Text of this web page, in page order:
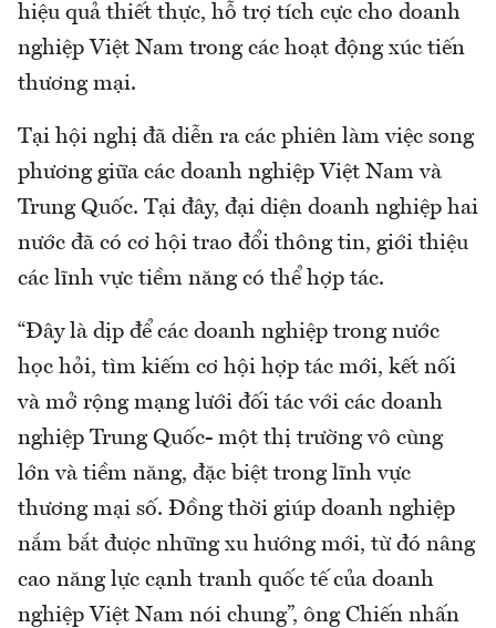
hiệu quả thiết thực, hỗ trợ tích cực cho doanh
nghiệp Việt Nam trong các hoạt động xúc tiến
thương mại.
Tại hội nghị đã diễn ra các phiên làm việc song
phương giữa các doanh nghiệp Việt Nam và
Trung Quốc. Tại đây, đại diện doanh nghiệp hai
nước đã có cơ hội trao đổi thông tin, giới thiệu
các lĩnh vực tiềm năng có thể hợp tác.
“Đây là dịp để các doanh nghiệp trong nước
học hỏi, tìm kiếm cơ hội hợp tác mới, kết nối
và mở rộng mạng lưới đối tác với các doanh
nghiệp Trung Quốc- một thị trường vô cùng
lớn và tiềm năng, đặc biệt trong lĩnh vực
thương mại số. Đồng thời giúp doanh nghiệp
nắm bắt được những xu hướng mới, từ đó nâng
cao năng lực cạnh tranh quốc tế của doanh
nghiệp Việt Nam nói chung”, ông Chiến nhấn